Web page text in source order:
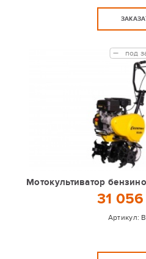
Мотокультиватор
31
Артикул:
под